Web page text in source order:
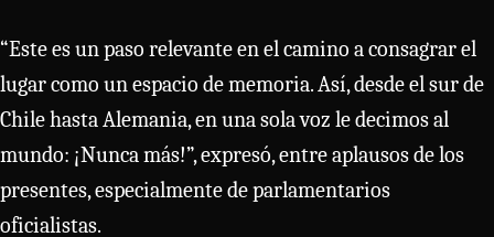
“Este es un paso relevante en el camino a consagrar el
lugar como un espacio de memoria. Así, desde el sur de
Chile hasta Alemania, en una sola voz le decimos al
mundo: ¡Nunca más!”, expresó, entre aplausos de los
presentes, especialmente de parlamentarios
oficialistas.